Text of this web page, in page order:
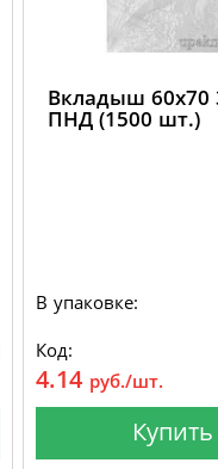
Вкладыш 60х70
ПНД (1500 шт.)
В упаковке:
Код:
4.14 руб./шт.
Купить